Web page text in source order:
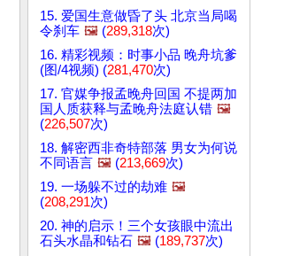
15. 爱国生意做昏了头 北京当局喝
令刹车 🖼️ (289,318次)
16. 精彩视频：时事小品 晚舟坑爹
(图/4视频) (281,470次)
17. 官媒争报孟晚舟回国 不提两加
国人质获释与孟晚舟法庭认错 🖼️
(226,507次)
18. 解密西非奇特部落 男女为何说
不同语言 🖼️ (213,669次)
19. 一场躲不过的劫难 🖼️
(208,291次)
20. 神的启示！三个女孩眼中流出
石头水晶和钻石 🖼️ (189,737次)